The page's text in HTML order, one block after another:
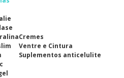
Cremes
Ventre e Cintura
Suplementos anticelulite